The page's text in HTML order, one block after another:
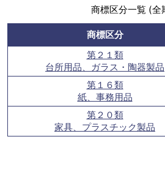
商標区分一覧 (全
商標区分
第２１類
台所用品、ガラス・陶器製品
第１６類
紙、事務用品
第２０類
家具、プラスチック製品